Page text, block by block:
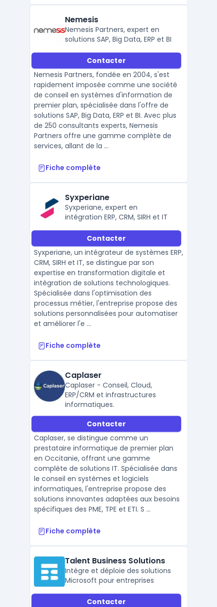
Nemesis
Nemesis Partners, expert en
solutions SAP, Big Data, ERP et BI
Contacter
Nemesis Partners, fondée en 2004, s'est
rapidement imposée comme une société
de conseil en systèmes d'information de
premier plan, spécialisée dans l'offre de
solutions SAP, Big Data, ERP et BI. Avec plus
de 250 consultants experts, Nemesis
Partners offre une gamme complète de
services, allant de la ...
Fiche complète
Syxperiane
Syxperiane, expert en
intégration ERP, CRM, SIRH et IT
Contacter
Syxperiane, un intégrateur de systèmes ERP,
CRM, SIRH et IT, se distingue par son
expertise en transformation digitale et
intégration de solutions technologiques.
Spécialisée dans l'optimisation des
processus métier, l'entreprise propose des
solutions personnalisées pour automatiser
et améliorer l'e ...
Fiche complète
Caplaser
Caplaser - Conseil, Cloud,
ERP/CRM et infrastructures
informatiques.
Contacter
Caplaser, se distingue comme un
prestataire informatique de premier plan
en Occitanie, offrant une gamme
complète de solutions IT. Spécialisée dans
le conseil en systèmes et logiciels
informatiques, l'entreprise propose des
solutions innovantes adaptées aux besoins
spécifiques des PME, TPE et ETI. S ...
Fiche complète
Talent Business Solutions
Intègre et déploie des solutions
Microsoft pour entreprises
Contacter